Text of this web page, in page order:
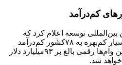
کم‌درآمد
توسعه اعلام کرد که
کمک‌های بلاعوض و وام‌های بسیار کم‌بهره به ۷۸کشور کم‌درآمد
اختصاص می‌دهد. ارزش کل این وام‌ها رقمی بالغ بر ۹۳میلیارد دلار